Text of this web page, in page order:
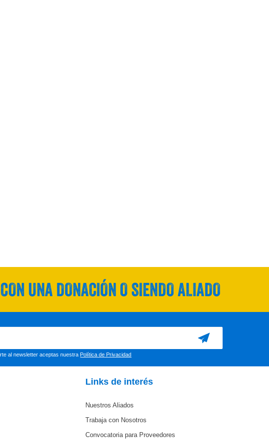
UNA DONACIÓN O SIENDO ALIADO
al newsletter aceptas nuestra Política de Privacidad
Links de interés
Nuestros Aliados
Trabaja con Nosotros
Convocatoria para Proveedores